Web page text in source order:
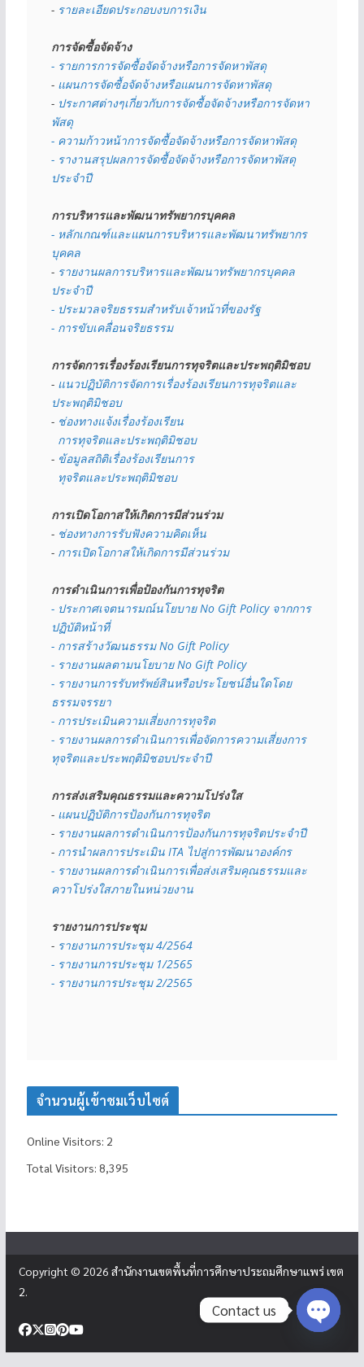
- รายละเอียดประกอบงบการเงิน
การจัดซื้อจัดจ้าง
- รายการการจัดซื้อจัดจ้างหรือการจัดหาพัสดุ
- แผนการจัดซื้อจัดจ้างหรือแผนการจัดหาพัสดุ
- ประกาศต่างๆเกี่ยวกับการจัดซื้อจัดจ้างหรือการจัดหา
พัสดุ
- ความก้าวหน้าการจัดซื้อจัดจ้างหรือการจัดหาพัสดุ
- รางานสรุปผลการจัดซื้อจัดจ้างหรือการจัดหาพัสดุ
ประจำปี
การบริหารและพัฒนาทรัพยากรบุคคล
- หลักเกณฑ์และแผนการบริหารและพัฒนาทรัพยากร
บุคคล
- รายงานผลการบริหารและพัฒนาทรัพยากรบุคคล
ประจำปี
- ประมวลจริยธรรมสำหรับเจ้าหน้าที่ของรัฐ
- การขับเคลื่อนจริยธรรม
การจัดการเรื่องร้องเรียนการทุจริตและประพฤติมิชอบ
- แนวปฏิบัติการจัดการเรื่องร้องเรียนการทุจริตและ
ประพฤติมิชอบ
- ช่องทางแจ้งเรื่องร้องเรียน
  การทุจริตและประพฤติมิชอบ
- ข้อมูลสถิติเรื่องร้องเรียนการ
  ทุจริตและประพฤติมิชอบ
การเปิดโอกาสให้เกิดการมีส่วนร่วม
- ช่องทางการรับฟังความคิดเห็น
- การเปิดโอกาสให้เกิดการมีส่วนร่วม
การดำเนินการเพื่อป้องกันการทุจริต
- ประกาศเจตนารมณ์นโยบาย No Gift Policy จากการ
ปฏิบัติหน้าที่
- การสร้างวัฒนธรรม No Gift Policy
- รายงานผลตามนโยบาย No Gift Policy
- รายงานการรับทรัพย์สินหรือประโยชน์อื่นใดโดย
ธรรมจรรยา
- การประเมินความเสี่ยงการทุจริต
- รายงานผลการดำเนินการเพื่อจัดการความเสี่ยงการ
ทุจริตและประพฤติมิชอบประจำปี
การส่งเสริมคุณธรรมและความโปร่งใส
- แผนปฏิบัติการป้องกันการทุจริต
- รายงานผลการดำเนินการป้องกันการทุจริตประจำปี
- การนำผลการประเมิน ITA ไปสู่การพัฒนาองค์กร
- รายงานผลการดำเนินการเพื่อส่งเสริมคุณธรรมและ
ควาโปร่งใสภายในหน่วยงาน
รายงานการประชุม
- รายงานการประชุม 4/2564
- รายงานการประชุม 1/2565
- รายงานการประชุม 2/2565
จำนวนผู้เข้าชมเว็บไซต์
Online Visitors: 2
Total Visitors: 8,395
Copyright © 2026 สำนักงานเขตพื้นที่การศึกษาประถมศึกษาแพร่ เขต
2.
Contact us